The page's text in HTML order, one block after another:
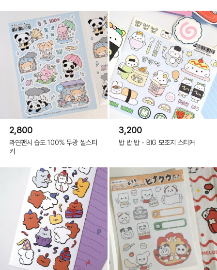
2,800
라연팬시 습도 100% 무광 씰스티
커
3,200
밥 밥 밥 - BIG 모조지 스티커